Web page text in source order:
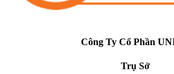
Công Ty Cổ Phần
Trụ Sở